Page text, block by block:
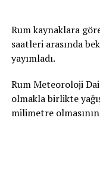
Rum kaynaklara
saatleri arasında
yayımladı.
Rum Meteoroloji
olmakla birlikte
milimetre